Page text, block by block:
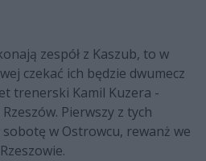
zespół z Kaszub, to w
czekać ich będzie dwumecz
trenerski Kamil Kuzera -
Pierwszy z tych
sobotę w Ostrowcu, rewanż we